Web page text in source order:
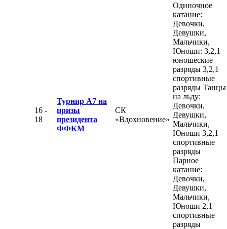
16 -
18
Турнир А7 на
призы
президента
ФФКМ
СК
«Вдохновение»
Одиночное
катание:
Девочки,
Девушки,
Мальчики,
Юноши: 3,2,1
юношеские
разряды 3,2,1
спортивные
разряды Танцы
на льду:
Девочки,
Девушки,
Мальчики,
Юноши 3,2,1
спортивные
разряды
Парное
катание:
Девочки,
Девушки,
Мальчики,
Юноши 2,1
спортивные
разряды